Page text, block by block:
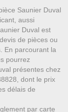
Saunier Duval
aussi
Duval est
de pièces ou
En parcourant la
pourrez
présentes chez
dont le prix
délais de
par carte